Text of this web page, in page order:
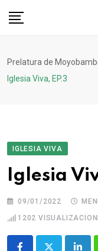
Prelatura de
Iglesia Viva, EP.3
IGLESIA VIVA
Iglesia
09/01/2022
1202